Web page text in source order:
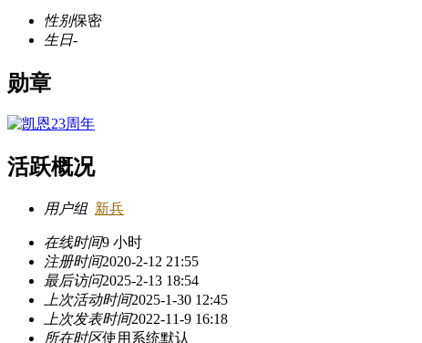
性别保密
生日-
勋章
活跃概况
用户组 新兵
在线时间9 小时
注册时间2020-2-12 21:55
最后访问2025-2-13 18:54
上次活动时间2025-1-30 12:45
上次发表时间2022-11-9 16:18
所在时区使用系统默认